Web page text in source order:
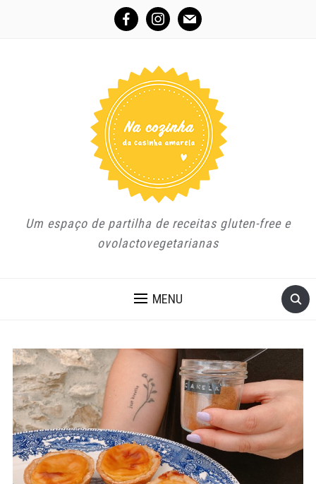
facebookinstagrammail
Um espaço de partilha de receitas gluten-free e
ovolactovegetarianas
MENU